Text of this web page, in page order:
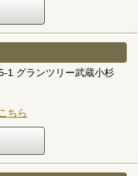
1 グランツリー武蔵小杉
ちら